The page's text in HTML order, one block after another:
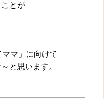
とが
マ」に向けて
と思います。